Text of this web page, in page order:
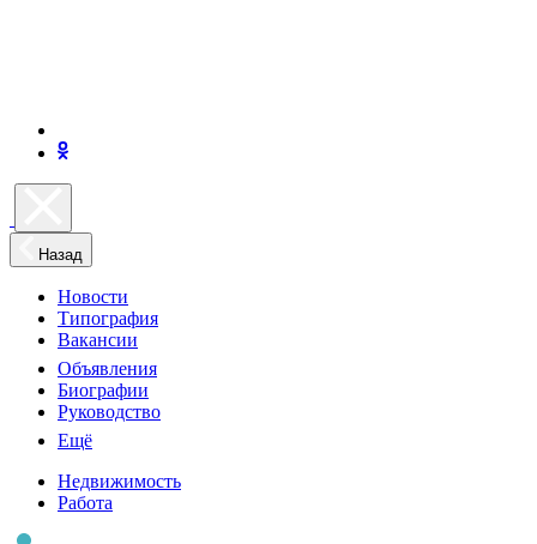
Назад
Новости
Типография
Вакансии
Объявления
Биографии
Руководство
Ещё
Недвижимость
Работа